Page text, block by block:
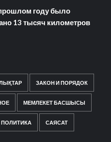
году было
13 тысяч километров
ЗАКОН И ПОРЯДОК
МЕМЛЕКЕТ БАСШЫСЫ
ПОЛИТИКА САЯСАТ